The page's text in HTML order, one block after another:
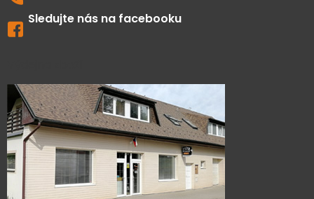
Sledujte nás na facebooku